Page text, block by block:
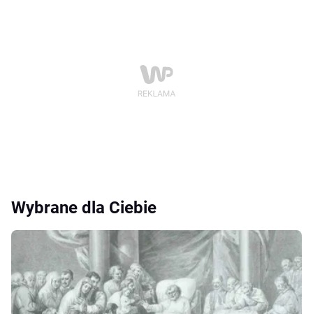
Wybrane dla Ciebie